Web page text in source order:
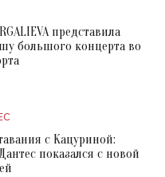
представила
большого концерта во
с Кацуриной:
показался с новой